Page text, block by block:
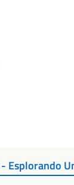
Esplorando